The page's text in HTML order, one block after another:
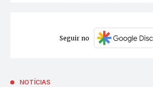
Seguir no
NOTÍCIAS